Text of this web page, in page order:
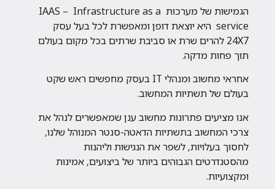
הגמישות של מערכות IAAS – Infrastructure as a
service היא יוצאת דופן ומאפשרת לכל בעל עסק
24X7 להרים שרת או סביבת שרתים בכל מקום בעולם
תוך פחות מדקה.
אחראי מחשוב ומנהלי IT בעסק מחפשים ראש שקט
בעולם של תשתיות המחשוב.
אנו מציעים פתרונות מחשוב ענן שמאפשרים לנהל את
צרכי המחשוב בתשתיות הדאטה-סנטר המנוהל שלנו,
לחסוך בעלויות, לשפר את הנגישות וליהנות
מהסטנדרטים הגבוהים ביותר של ביצועים, אמינות
ומקצועיות.